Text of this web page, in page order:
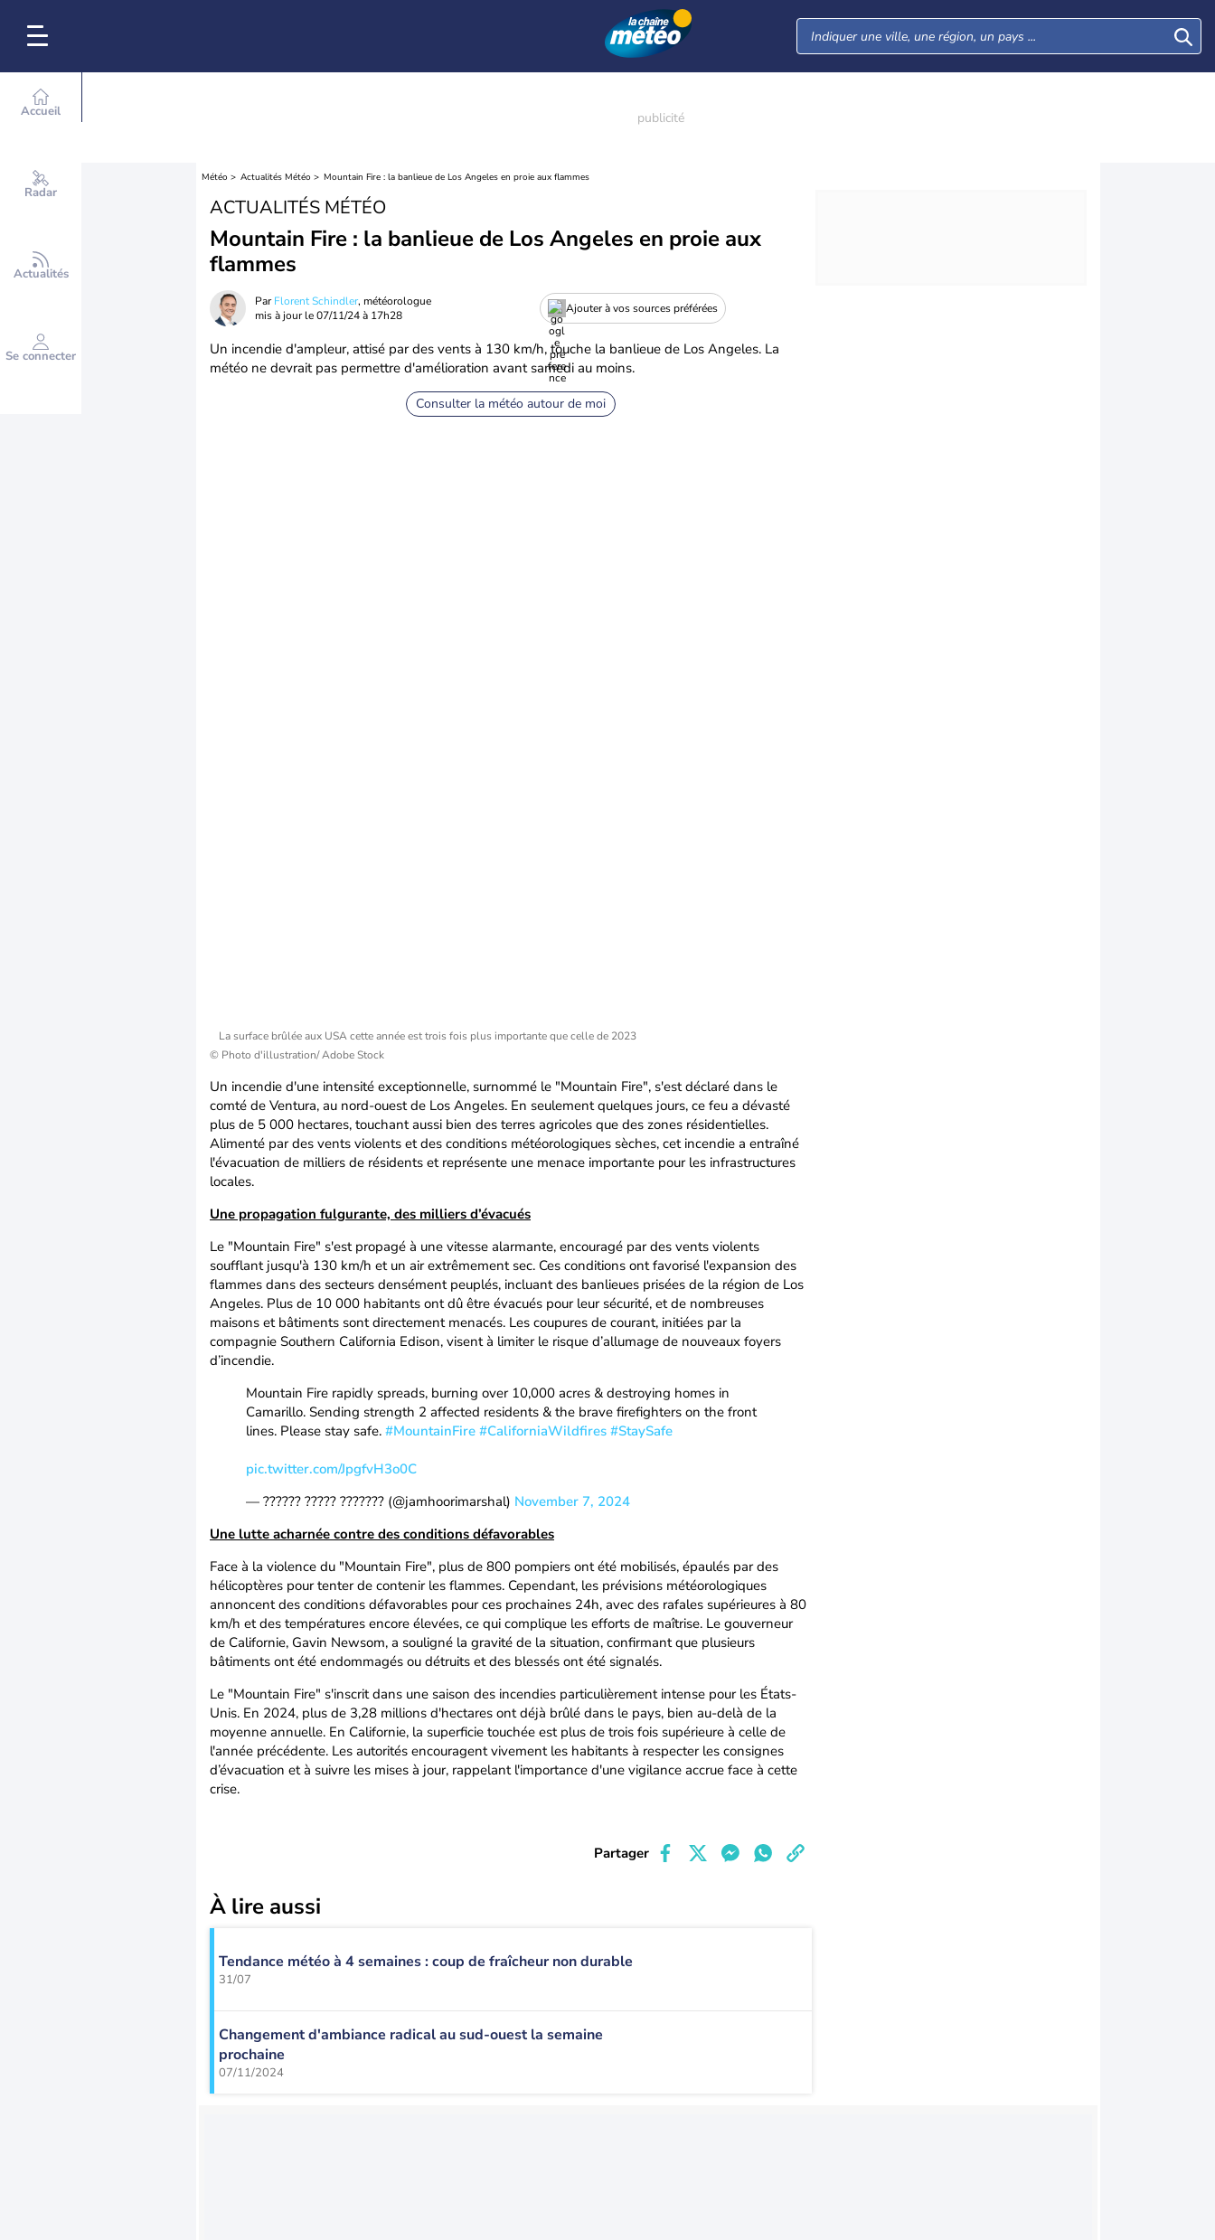
Accueil
Radar
Actualités
Se connecter
Météo Actualités Météo Mountain Fire : la banlieue de Los Angeles en proie aux flammes
ACTUALITÉS MÉTÉO
Mountain Fire : la banlieue de Los Angeles en proie aux
flammes
ParFlorent Schindler, météorologue
mis à jour le07/11/24 à 17h28
Ajouter à vos sources préférées
Un incendie d'ampleur, attisé par des vents à 130 km/h, touche la banlieue de Los Angeles. La
météo ne devrait pas permettre d'amélioration avant samedi au moins.
Consulter la météo autour de moi
La surface brûlée aux USA cette année est trois fois plus importante que celle de 2023
© Photo d'illustration/ Adobe Stock
Un incendie d'une intensité exceptionnelle, surnommé le "Mountain Fire", s'est déclaré dans le
comté de Ventura, au nord-ouest de Los Angeles. En seulement quelques jours, ce feu a dévasté
plus de 5 000 hectares, touchant aussi bien des terres agricoles que des zones résidentielles.
Alimenté par des vents violents et des conditions météorologiques sèches, cet incendie a entraîné
l'évacuation de milliers de résidents et représente une menace importante pour les infrastructures
locales.
Une propagation fulgurante, des milliers d’évacués
Le "Mountain Fire" s'est propagé à une vitesse alarmante, encouragé par des vents violents
soufflant jusqu'à 130 km/h et un air extrêmement sec. Ces conditions ont favorisé l'expansion des
flammes dans des secteurs densément peuplés, incluant des banlieues prisées de la région de Los
Angeles. Plus de 10 000 habitants ont dû être évacués pour leur sécurité, et de nombreuses
maisons et bâtiments sont directement menacés. Les coupures de courant, initiées par la
compagnie Southern California Edison, visent à limiter le risque d’allumage de nouveaux foyers
d’incendie.
Mountain Fire rapidly spreads, burning over 10,000 acres & destroying homes in
Camarillo. Sending strength 2 affected residents & the brave firefighters on the front
lines. Please stay safe. #MountainFire #CaliforniaWildfires #StaySafe
pic.twitter.com/JpgfvH3o0C
— ?????? ????? ??????? (@jamhoorimarshal) November 7, 2024
Une lutte acharnée contre des conditions défavorables
Face à la violence du "Mountain Fire", plus de 800 pompiers ont été mobilisés, épaulés par des
hélicoptères pour tenter de contenir les flammes. Cependant, les prévisions météorologiques
annoncent des conditions défavorables pour ces prochaines 24h, avec des rafales supérieures à 80
km/h et des températures encore élevées, ce qui complique les efforts de maîtrise. Le gouverneur
de Californie, Gavin Newsom, a souligné la gravité de la situation, confirmant que plusieurs
bâtiments ont été endommagés ou détruits et des blessés ont été signalés.
Le "Mountain Fire" s'inscrit dans une saison des incendies particulièrement intense pour les États-
Unis. En 2024, plus de 3,28 millions d'hectares ont déjà brûlé dans le pays, bien au-delà de la
moyenne annuelle. En Californie, la superficie touchée est plus de trois fois supérieure à celle de
l'année précédente. Les autorités encouragent vivement les habitants à respecter les consignes
d’évacuation et à suivre les mises à jour, rappelant l'importance d'une vigilance accrue face à cette
crise.
Partager
À lire aussi
Tendance météo à 4 semaines : coup de fraîcheur non durable
31/07
Changement d'ambiance radical au sud-ouest la semaine
prochaine
07/11/2024